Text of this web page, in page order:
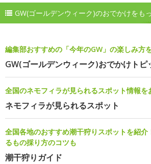
GW(ゴールデンウィーク)のおでかけをも
編集部おすすめの「今年のGW」の楽しみ方
GW(ゴールデンウィーク)おでかけトピ
全国のネモフィラが見られるスポット情報を
ネモフィラが見られるスポット
全国各地のおすすめ潮干狩りスポットを紹介
るもの採り方のコツも
潮干狩りガイド